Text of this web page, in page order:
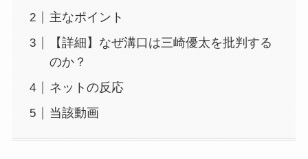
主なポイント
【詳細】なぜ溝口は三崎優太を批判する
のか？
ネットの反応
当該動画